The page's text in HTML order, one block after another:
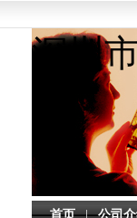
深圳
首页|公司